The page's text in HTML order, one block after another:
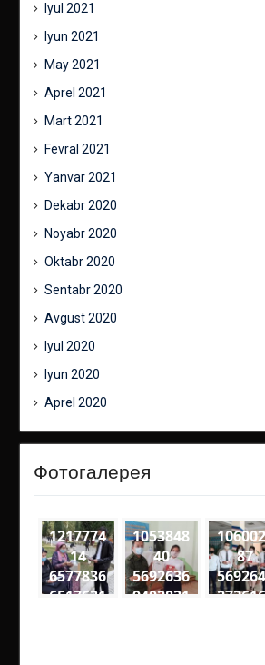
Iyul 2021
Iyun 2021
May 2021
Aprel 2021
Mart 2021
Fevral 2021
Yanvar 2021
Dekabr 2020
Noyabr 2020
Oktabr 2020
Sentabr 2020
Avgust 2020
Iyul 2020
Iyun 2020
Aprel 2020
Фотогалерея
1217774
14
6577836
6517631
1053848
40
5692636
9402831
87